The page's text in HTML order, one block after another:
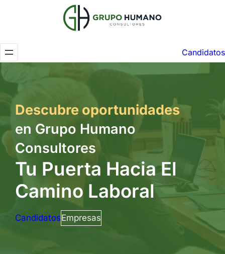
Candidatos
Descubre oportunidades
en Grupo Humano
Consultores
Tu Puerta Hacia El
Camino Laboral
CandidatosEmpresas